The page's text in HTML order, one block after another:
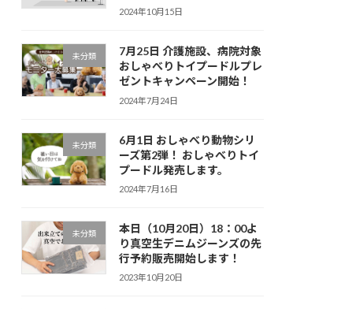
2024年10月15日
未分類
7月25日 介護施設、病院対象
おしゃべりトイプードルプレ
ゼントキャンペーン開始！
2024年7月24日
未分類
6月1日 おしゃべり動物シリ
ーズ第2弾！ おしゃべりトイ
プードル発売します。
2024年7月16日
未分類
本日（10月20日）18：00よ
り真空生デニムジーンズの先
行予約販売開始します！
2023年10月20日